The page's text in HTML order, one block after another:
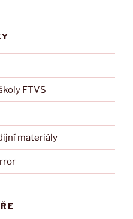
FTVS
materiály